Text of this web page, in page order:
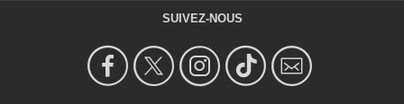
SUIVEZ-NOUS